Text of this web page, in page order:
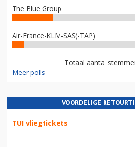
The Blue Group
Air-France-KLM-SAS(-TAP)
Totaal aantal
Meer polls
VOORDELIGE
TUI vliegtickets